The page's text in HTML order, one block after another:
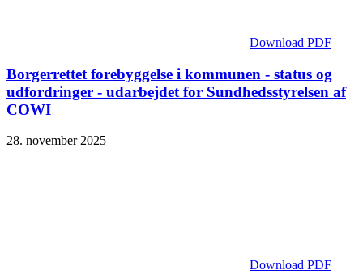
Download PDF
Borgerrettet forebyggelse i kommunen - status og
udfordringer - udarbejdet for Sundhedsstyrelsen af
COWI
28. november 2025
Download PDF